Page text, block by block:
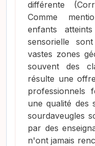
différente
Comme
enfants
sensorielle
vastes zones
souvent des
résulte une
professionnels
une qualité des
sourdaveugles
par des
n'ont jamais